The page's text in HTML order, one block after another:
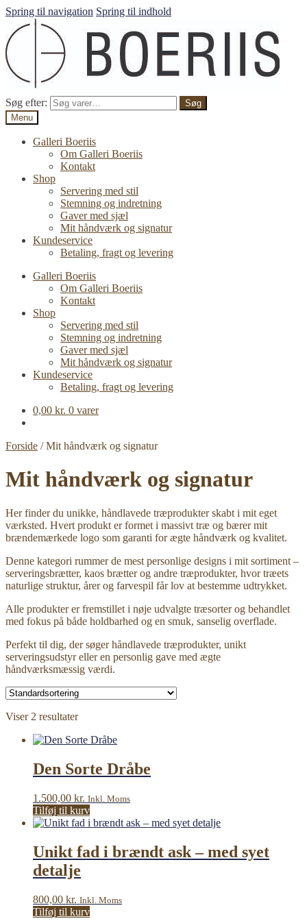
Spring til navigation Spring til indhold
Søg efter:
Søg
Menu
Galleri Boeriis
Om Galleri Boeriis
Kontakt
Shop
Servering med stil
Stemning og indretning
Gaver med sjæl
Mit håndværk og signatur
Kundeservice
Betaling, fragt og levering
Galleri Boeriis
Om Galleri Boeriis
Kontakt
Shop
Servering med stil
Stemning og indretning
Gaver med sjæl
Mit håndværk og signatur
Kundeservice
Betaling, fragt og levering
0,00 kr. 0 varer
Forside /Mit håndværk og signatur
Mit håndværk og signatur
Her finder du unikke, håndlavede træprodukter skabt i mit eget
værksted. Hvert produkt er formet i massivt træ og bærer mit
brændemærkede logo som garanti for ægte håndværk og kvalitet.
Denne kategori rummer de mest personlige designs i mit sortiment –
serveringsbrætter, kaos brætter og andre træprodukter, hvor træets
naturlige struktur, årer og farvespil får lov at bestemme udtrykket.
Alle produkter er fremstillet i nøje udvalgte træsorter og behandlet
med fokus på både holdbarhed og en smuk, sanselig overflade.
Perfekt til dig, der søger håndlavede træprodukter, unikt
serveringsudstyr eller en personlig gave med ægte
håndværksmæssig værdi.
Viser 2 resultater
Den Sorte Dråbe
1.500,00 kr. Inkl. Moms
Tilføj til kurv
Unikt fad i brændt ask – med syet
detalje
800,00 kr. Inkl. Moms
Tilføj til kurv